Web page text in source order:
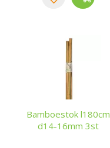
Bamboestok l180cm
d14-16mm 3st